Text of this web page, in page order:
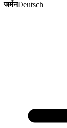
जर्मनDeutsch